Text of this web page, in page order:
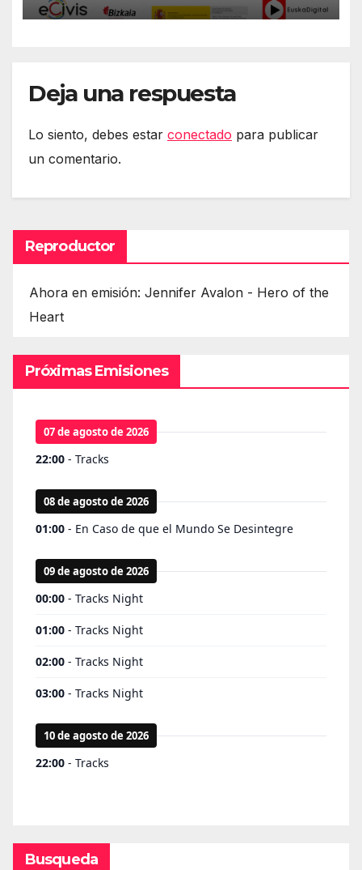
Deja una respuesta
Lo siento, debes estar conectado para publicar
un comentario.
Reproductor
Ahora en emisión: Jennifer Avalon - Hero of the
Heart
Próximas Emisiones
Busqueda